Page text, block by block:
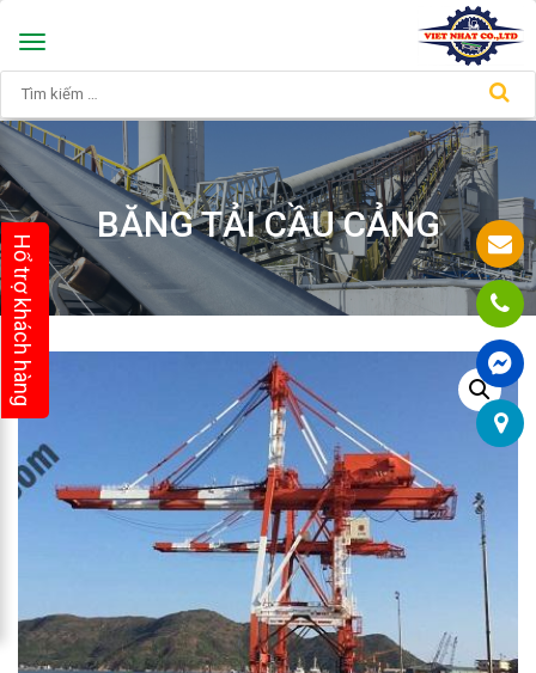
Toggle
navigation
BĂNG TẢI CẦU CẢNG
Hổ trợ khách hàng